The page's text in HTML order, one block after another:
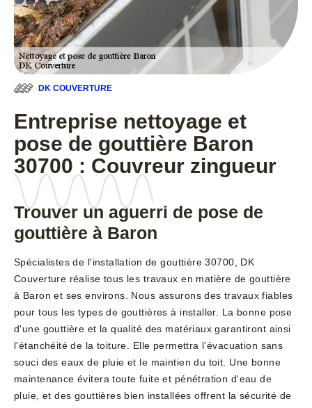
DK COUVERTURE
Entreprise nettoyage et
pose de gouttière Baron
30700 : Couvreur zingueur
Trouver un aguerri de pose de
gouttière à Baron
Spécialistes de l'installation de gouttière 30700, DK
Couverture réalise tous les travaux en matière de gouttière
à Baron et ses environs. Nous assurons des travaux fiables
pour tous les types de gouttières à installer. La bonne pose
d'une gouttière et la qualité des matériaux garantiront ainsi
l'étanchéité de la toiture. Elle permettra l’évacuation sans
souci des eaux de pluie et le maintien du toit. Une bonne
maintenance évitera toute fuite et pénétration d'eau de
pluie, et des gouttières bien installées offrent la sécurité de